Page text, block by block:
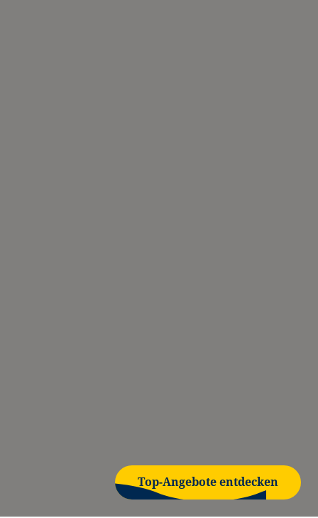
Top-Angebote entdecken